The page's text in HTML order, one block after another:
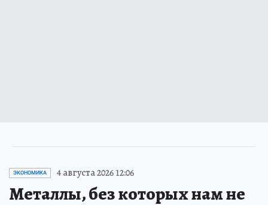
ЭКОНОМИКА 4 августа 2026 12:06
Металлы, без которых нам не